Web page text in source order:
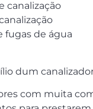
canalização
fugas de água
dum
com muita